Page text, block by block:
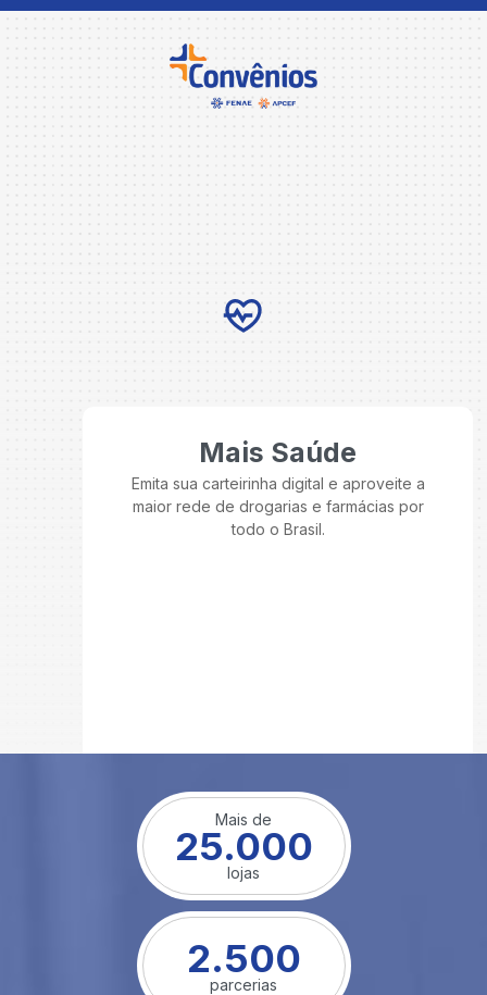
Mais Saúde
Emita sua carteirinha digital e aproveite a
maior rede de drogarias e farmácias por
todo o Brasil.
Mais de
25.000
lojas
2.500
parcerias